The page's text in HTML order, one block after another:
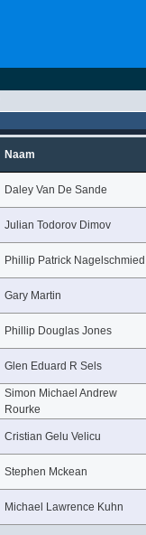
Naam
Daley Van De Sande
Julian Todorov Dimov
Phillip Patrick Nagelschmied
Gary Martin
Phillip Douglas Jones
Glen Eduard R Sels
Simon Michael Andrew
Rourke
Cristian Gelu Velicu
Stephen Mckean
Michael Lawrence Kuhn